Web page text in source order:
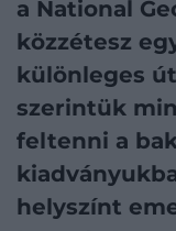
a National
közzétesz
különleges
szerintük
feltenni a
helyszínt